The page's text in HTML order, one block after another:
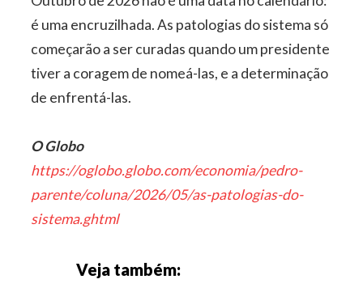
é uma encruzilhada. As patologias do sistema só
começarão a ser curadas quando um presidente
tiver a coragem de nomeá-las, e a determinação
de enfrentá-las.
O Globo
https://oglobo.globo.com/economia/pedro-
parente/coluna/2026/05/as-patologias-do-
sistema.ghtml
Veja também: